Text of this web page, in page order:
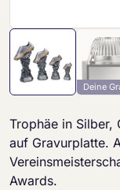
Deine
Trophäe in Silber,
auf Gravurplatte.
Awards.